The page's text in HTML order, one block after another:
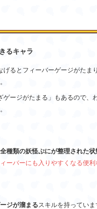
るキャラ
げるとフィーバーゲージがたま
ージがたまる」もあるので、
種類の妖怪ぷにが整理された
ーバーにも入りやすくなる便
ジが溜まるスキルを持ってい